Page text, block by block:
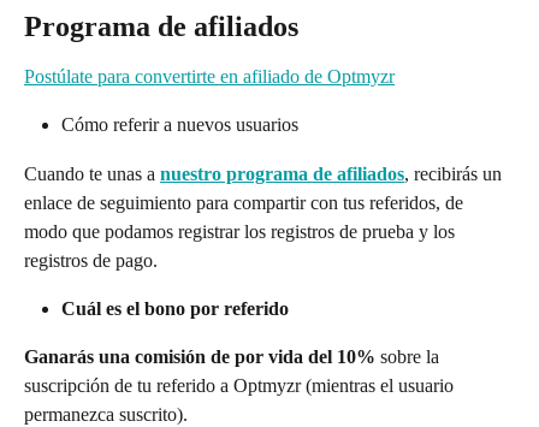
Programa de afiliados
Postúlate para convertirte en afiliado de Optmyzr
Cómo referir a nuevos usuarios
Cuando te unas a nuestro programa de afiliados, recibirás un
enlace de seguimiento para compartir con tus referidos, de
modo que podamos registrar los registros de prueba y los
registros de pago.
Cuál es el bono por referido
Ganarás una comisión de por vida del 10% sobre la
suscripción de tu referido a Optmyzr (mientras el usuario
permanezca suscrito).